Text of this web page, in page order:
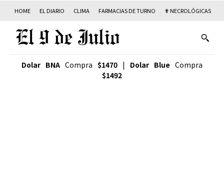
HOME EL DIARIO CLIMA FARMACIAS DE TURNO ✟ NECROLÓGICAS
Dolar BNA Compra $1470 | Dolar Blue Compra
$1492